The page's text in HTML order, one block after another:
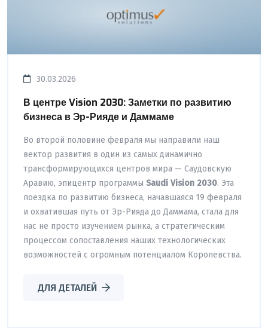
30.03.2026
В центре Vision 2030: Заметки по развитию
бизнеса в Эр-Рияде и Даммаме
Во второй половине февраля мы направили наш
вектор развития в один из самых динамично
трансформирующихся центров мира — Саудовскую
Аравию, эпицентр программы Saudi Vision 2030. Эта
поездка по развитию бизнеса, начавшаяся 19 февраля
и охватившая путь от Эр-Рияда до Даммама, стала для
нас не просто изучением рынка, а стратегическим
процессом сопоставления наших технологических
возможностей с огромным потенциалом Королевства.
ДЛЯ ДЕТАЛЕЙ